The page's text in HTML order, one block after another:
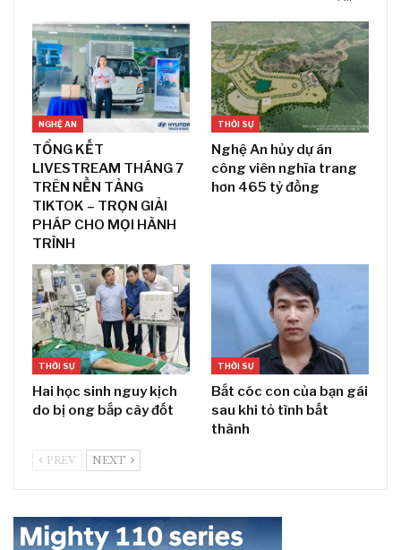
NGHỆ AN
TỔNG KẾT
LIVESTREAM THÁNG 7
TRÊN NỀN TẢNG
TIKTOK – TRỌN GIẢI
PHÁP CHO MỌI HÀNH
TRÌNH
THỜI SỰ
Nghệ An hủy dự án
công viên nghĩa trang
hơn 465 tỷ đồng
THỜI SỰ
Hai học sinh nguy kịch
do bị ong bắp cày đốt
THỜI SỰ
Bắt cóc con của bạn gái
sau khi tỏ tình bất
thành
PREV NEXT